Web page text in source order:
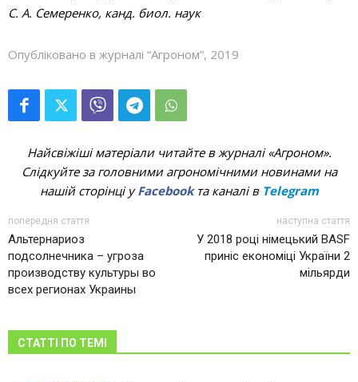
С. А. Семеренко, канд. биол. наук
Опубліковано в журналі “Агроном”, 2019
Найсвіжіші матеріали читайте в журналі «Агроном».
Слідкуйте за головними агрономічними новинами на
нашій сторінці уFacebookта каналі в Telegram
попередня стаття
Альтернариоз
подсолнечника – угроза
производству культуры во
всех регионах Украины
наступна стаття
У 2018 році німецький BASF
приніс економіці України 2
мільярди
СТАТТІ ПО ТЕМІ